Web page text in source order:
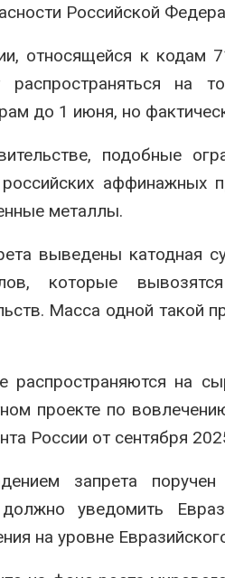
Российской
относящейся к
распространяться
до 1 июня, но
подобные
российских аффинажных
металлы.
выведены катодная
которые
Масса одной
распространяются на
проекте по
России от сентября
запрета
уведомить
на уровне